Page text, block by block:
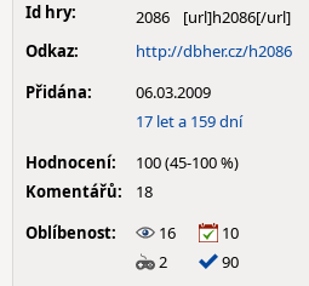
Id hry:
2086
Odkaz:
http://dbher.cz/h2086
Přidána:
06.03.2009
17 let a 159 dní
Hodnocení:
100 (45-100 %)
Komentářů:
18
Oblíbenost:
16
10
2
90